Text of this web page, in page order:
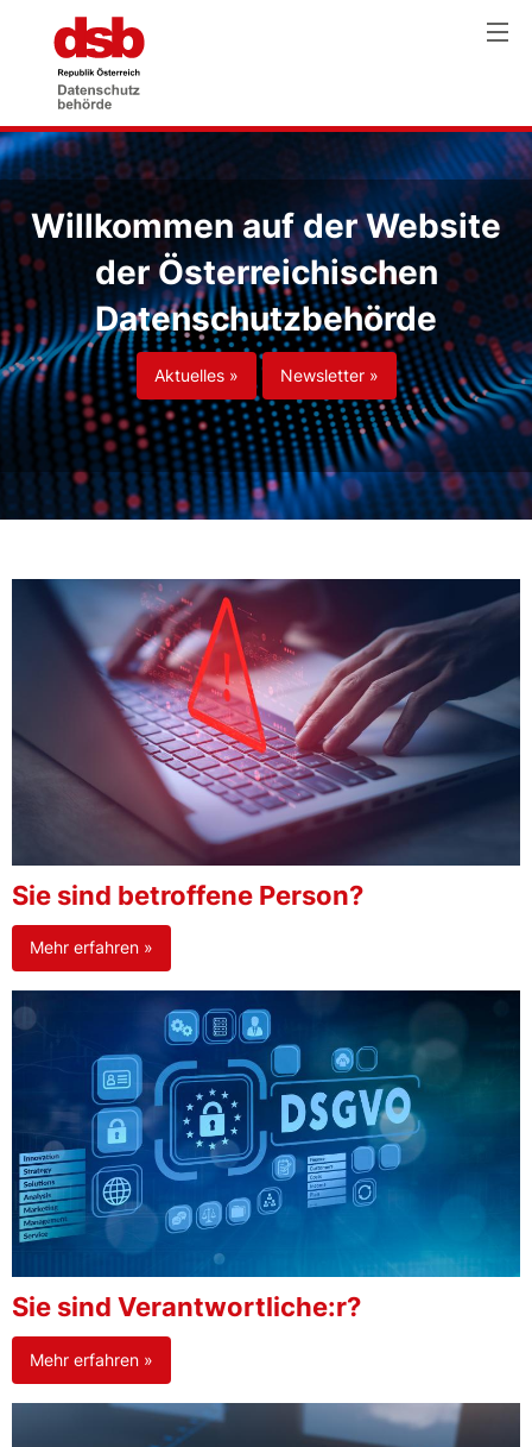
Willkommen auf der Website
der Österreichischen
Datenschutzbehörde
Aktuelles » Newsletter »
Sie sind betroffene Person?
Mehr erfahren »
Sie sind Verantwortliche:r?
Mehr erfahren »